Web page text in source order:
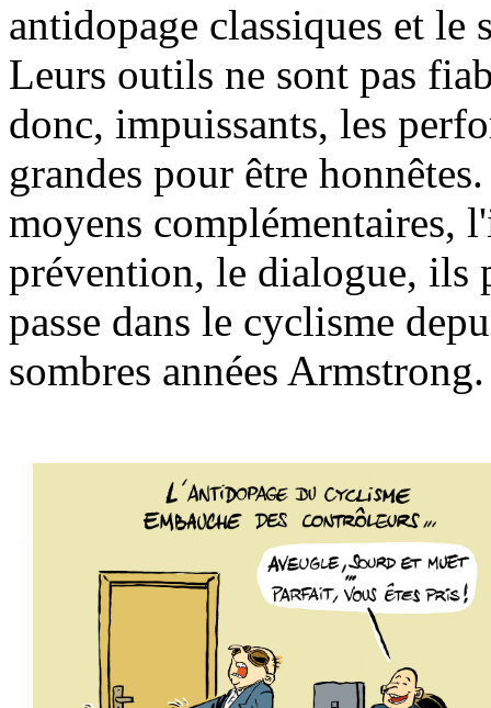
antidopage classiques et
Leurs outils ne sont pas
donc, impuissants, les
grandes pour être
moyens complémentaires,
prévention, le dialogue, ils
passe dans le cyclisme
sombres années Armstrong.